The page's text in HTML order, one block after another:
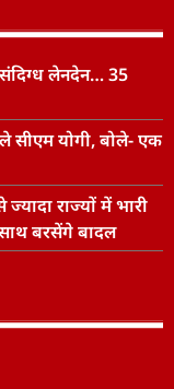
लेनदेन… 35
सीएम योगी, बोले- एक
राज्यों में भारी
बरसेंगे बादल